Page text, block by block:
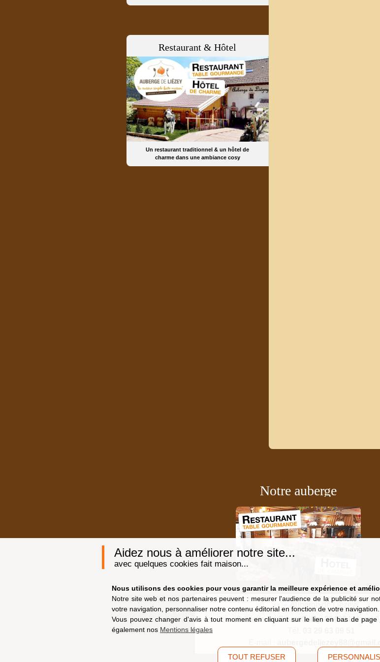
Aidez nous à améliorer notre site...
avec quelques cookies fait maison...
Nous utilisons des cookies pour vous garantir la meilleure expérience et
Notre site web et nos partenaires peuvent : mesurer l'audience de la publicité sur
votre navigation, personnaliser notre contenu éditorial en fonction de votre navigation.
Vous pouvez changer d'avis à tout moment en cliquant sur le lien en bas de page
également nos Mentions légales
TOUT REFUSER
Restaurant & Hôtel
Un restaurant traditionnel & un hôtel de
charme dans une ambiance cosy
Notre auberge
9, route de Saucefaing, 88400 Liézey